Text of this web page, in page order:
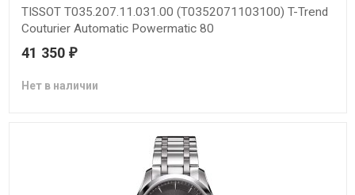
TISSOT T035.207.11.031.00 (T0352071103100) T-Trend
Couturier Automatic Powermatic 80
41 350 ₽
Нет в наличии